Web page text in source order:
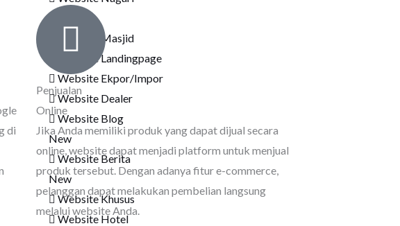
🔥Hot
Website Masjid
Website Landingpage
Website Ekpor/Impor
Website Dealer
Website Blog
New
Website Berita
New
Website Khusus
Website Hotel
di
Penjualan
Online
Jika Anda memiliki produk yang dapat dijual secara
online, website dapat menjadi platform untuk menjual
produk tersebut. Dengan adanya fitur e-commerce,
pelanggan dapat melakukan pembelian langsung
melalui website Anda.